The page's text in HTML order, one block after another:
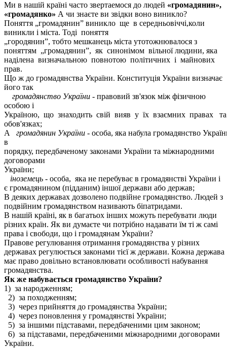
Ми в нашій країні часто звертаемося до людей «громадянин»,
«громадянко» А чи знаєте ви звідки воно виникло?
Поняття „громадянин” виникло ще в середньовіччі,коли
виникли і міста. Тоді поняття
„городянин”, тобто мешканець міста утотожнювалося з
поняттям „громадянин”, як синонімом вільної людини, яка
наділена визначальною повнотою політичних і майнових
прав.
Що ж до громадянства України. Конституція України визначає
його так
громадянство України - правовий зв'язок між фізичною
особою і
Україною, що знаходить свій вияв у їх взаємних правах та
обов'язках;
А громадянин України - особа, яка набула громадянство
в
порядку, передбаченому законами України та міжнародними
договорами
України;
іноземець - особа, яка не перебуває в громадянстві України і
є громадянином (підданим) іншої держави або держав;
В деяких державах дозволено подвійне громадянство. Людей з
подвійним громадянством називають біпатридами.
В нашій країні, як в багатьох інших можуть перебувати люди
різних країн. Як ви думаєте чи потрібно надавати їм ті ж самі
права і свободи, що і громадянам України?
Правове регулювання отримання громадянства у різних
державах регулюється законами тієї ж держави. Кожна держава
має право довільно встановлювати особливості набування
громадянства.
Як же набувається громадянство України?
1) за народженням;
2) за походженням;
3) через прийняття до громадянства України;
4) через поновлення у громадянстві України;
5) за іншими підставами, передбаченими цим законом;
6) за підставами, передбаченими міжнародними договорами
України.